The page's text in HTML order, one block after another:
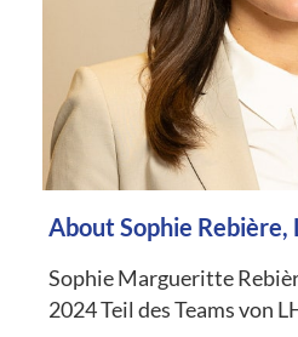
About Sophie Rebière,
Sophie Margueritte
2024 Teil des Teams von